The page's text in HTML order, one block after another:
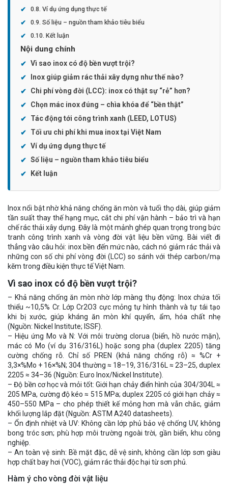
Ví dụ ứng dụng thực tế
Số liệu – nguồn tham khảo tiêu biểu
Kết luận
Nội dung chính
Vì sao inox có độ bền vượt trội?
Inox giúp giảm rác thải xây dựng như thế nào?
Chi phí vòng đời (LCC): inox có thật sự “rẻ” hơn?
Chọn mác inox đúng – chìa khóa để “bền thật”
Tác động tới công trình xanh (LEED, LOTUS)
Tối ưu chi phí khi mua inox tại Việt Nam
Ví dụ ứng dụng thực tế
Số liệu – nguồn tham khảo tiêu biểu
Kết luận
Inox nổi bật nhờ khả năng chống ăn mòn và tuổi thọ dài, giúp giảm
tần suất thay thế hạng mục, cắt chi phí vận hành – bảo trì và hạn
chế rác thải xây dựng. Đây là một mảnh ghép quan trọng trong bức
tranh công trình xanh và vòng đời vật liệu bền vững. Bài viết đi
thẳng vào câu hỏi: inox bền đến mức nào, cách nó giảm rác thải và
những con số chi phí vòng đời (LCC) so sánh với thép carbon/mạ
kẽm trong điều kiện thực tế Việt Nam.
Vì sao inox có độ bền vượt trội?
– Khả năng chống ăn mòn nhờ lớp màng thụ động: Inox chứa tối
thiểu ~10,5% Cr. Lớp Cr2O3 cực mỏng tự hình thành và tự tái tạo
khi bị xước, giúp kháng ăn mòn khí quyển, ẩm, hóa chất nhẹ
(Nguồn: Nickel Institute; ISSF).
– Hiệu ứng Mo và N: Với môi trường clorua (biển, hồ nước mặn),
mác có Mo (ví dụ 316/316L) hoặc song pha (duplex 2205) tăng
cường chống rỗ. Chỉ số PREN (khả năng chống rỗ) ≈ %Cr +
3,3×%Mo + 16×%N; 304 thường ≈ 18–19, 316/316L ≈ 23–25, duplex
2205 ≈ 34–36 (Nguồn: Euro Inox/Nickel Institute).
– Độ bền cơ học và mỏi tốt: Giới hạn chảy điển hình của 304/304L ≈
205 MPa, cường độ kéo ≈ 515 MPa; duplex 2205 có giới hạn chảy ≈
450–550 MPa – cho phép thiết kế mỏng hơn mà vẫn chắc, giảm
khối lượng lắp đặt (Nguồn: ASTM A240 datasheets).
– Ổn định nhiệt và UV: Không cần lớp phủ bảo vệ chống UV, không
bong tróc sơn; phù hợp môi trường ngoài trời, gần biển, khu công
nghiệp.
– An toàn vệ sinh: Bề mặt đặc, dễ vệ sinh, không cần lớp sơn giàu
hợp chất bay hơi (VOC), giảm rác thải độc hại từ sơn phủ.
Hàm ý cho vòng đời vật liệu